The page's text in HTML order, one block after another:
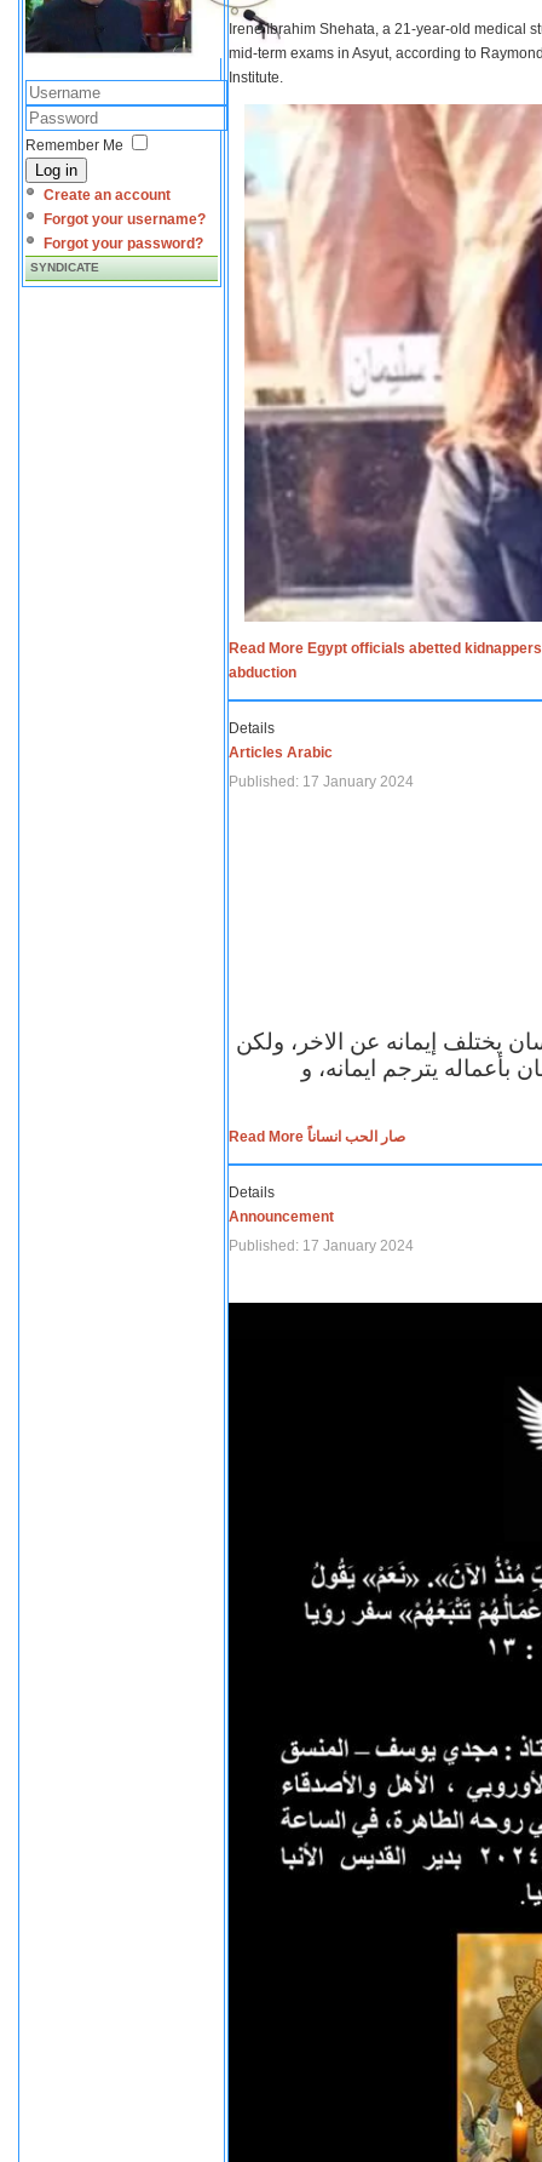
Remember Me
Log in
Create an account
Forgot your username?
Forgot your password?
SYNDICATE
Irene Ibrahim Shehata, a 21-year-old medical
mid-term exams in Asyut, according to
Institute.
Read More Egypt officials abetted
abduction
Details
Articles Arabic
Published: 17 January 2024
يختلف إيمانه عن الاخر، ولكن
بأعماله يترجم ايمانه، و
Read More صار الحب انساناً
Details
Announcement
Published: 17 January 2024